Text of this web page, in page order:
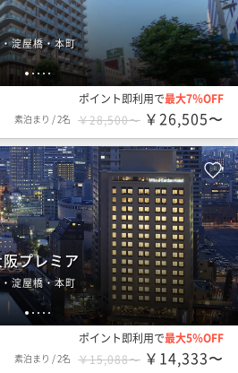
1 2 3 4 5
淀屋橋・本町
ポイント即利用で最大7％OFF
素泊まり /2名 ￥28,500〜 ￥26,505〜
1 2 3 4 5
プレミア
淀屋橋・本町
ポイント即利用で最大5％OFF
素泊まり /2名 ￥15,088〜 ￥14,333〜